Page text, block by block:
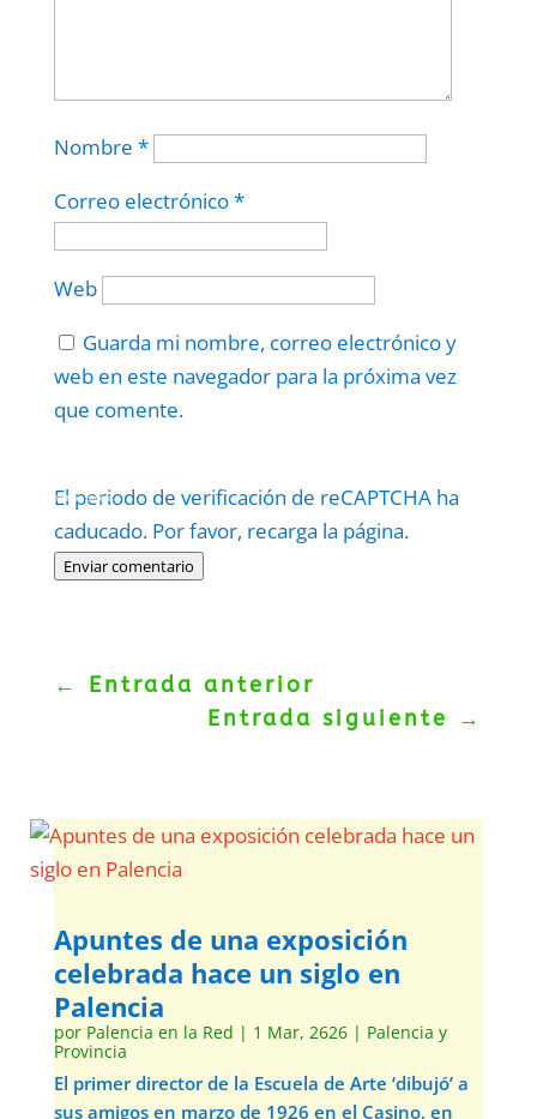
Nombre *
Correo electrónico*
Web
Guarda mi nombre, correo electrónico y
web en este navegador para la próxima vez
que comente.
El periodo de verificación de reCAPTCHA ha
caducado. Por favor, recarga la página.
Enviar comentario
Politica–Términos.
← Entrada anterior
Entrada siguiente
→
Apuntes de una exposición
celebrada hace un siglo en
Palencia
por Palencia en la Red | 1 Mar, 2626| Palencia y
Provincia
El primer director de la Escuela de Arte ‘dibujó’ a
sus amigos en marzo de 1926 en el Casino, en